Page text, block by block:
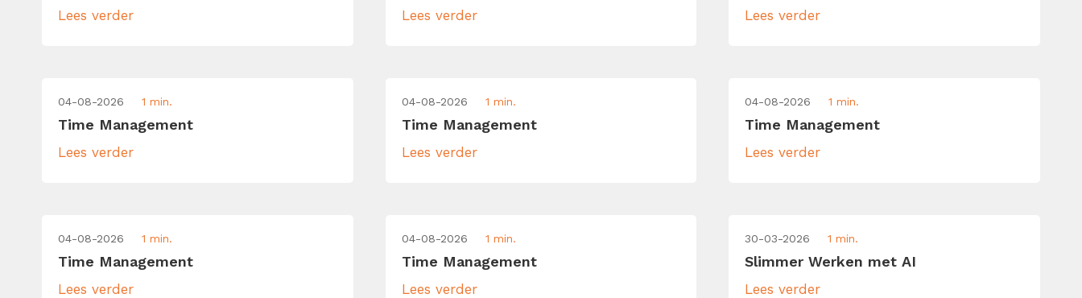
Lees verder Lees verder Lees verder
04-08-2026 1 min.
Time Management
Lees verder
04-08-2026 1 min.
Time Management
Lees verder
04-08-2026 1 min.
Time Management
Lees verder
04-08-2026 1 min.
Time Management
Lees verder
04-08-2026 1 min.
Time Management
Lees verder
30-03-2026 1 min.
Slimmer Werken met AI
Lees verder